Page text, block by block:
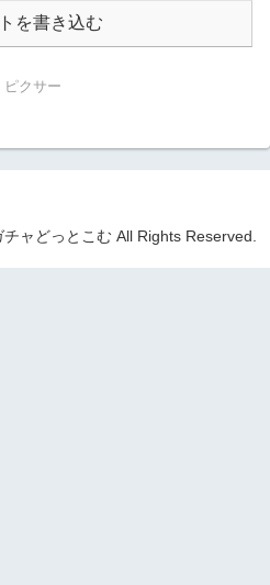
を書き込む
ピクサー
ャどっとこむ All Rights Reserved.